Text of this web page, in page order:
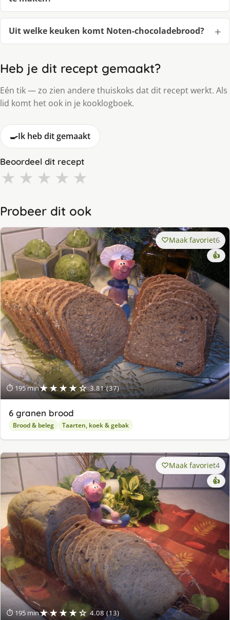
Uit welke keuken komt Noten-chocoladebrood?
Heb je dit recept gemaakt?
Eén tik — zo zien andere thuiskoks dat dit recept werkt. Als
lid komt het ook in je kooklogboek.
🍳Ik heb dit gemaakt
Beoordeel dit recept
★ ★ ★ ★ ★
Probeer dit ook
⏱ 195 min★★★★☆ 3.81 (37)
Maak favoriet6
👍
6 granen brood
Brood & beleg Taarten, koek & gebak
⏱ 195 min★★★★☆ 4.08 (13)
Maak favoriet4
👍